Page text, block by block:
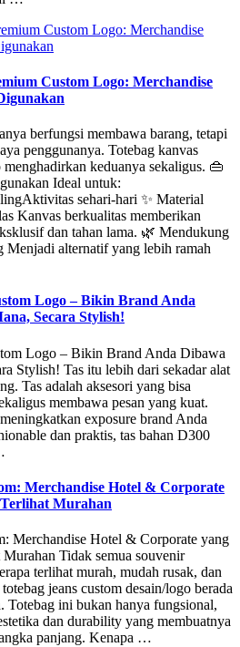
Custom Logo: Merchandise
berfungsi membawa barang, tetapi
penggunanya. Totebag kanvas
keduanya sekaligus. 👜
Ideal untuk:
sehari-hari ✨ Material
Kanvas berkualitas memberikan
dan tahan lama. 🌿 Mendukung
Menjadi alternatif yang lebih ramah
Logo – Bikin Brand Anda
Secara Stylish!
Logo – Bikin Brand Anda Dibawa
Stylish! Tas itu lebih dari sekadar alat
Tas adalah aksesori yang bisa
membawa pesan yang kuat.
exposure brand Anda
dan praktis, tas bahan D300
Merchandise Hotel & Corporate
Murahan
Merchandise Hotel & Corporate yang
Tidak semua souvenir
terlihat murah, mudah rusak, dan
jeans custom desain/logo berada
Totebag ini bukan hanya fungsional,
dan durability yang membuatnya
panjang. Kenapa …